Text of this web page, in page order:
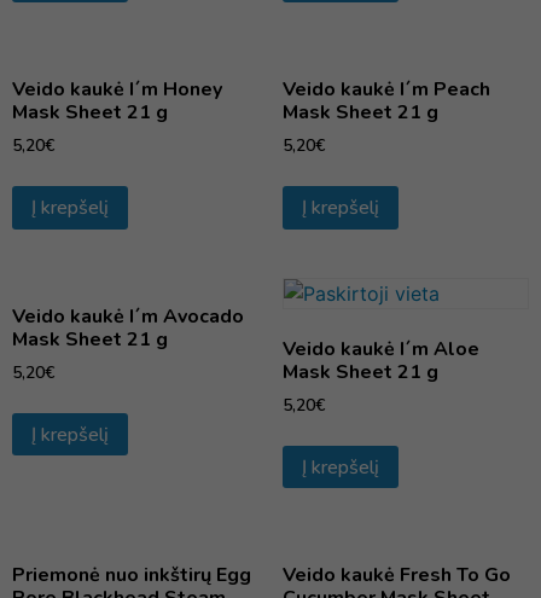
Veido kaukė I´m Honey
Mask Sheet 21 g
5,20€
Į krepšelį
Veido kaukė I´m Peach
Mask Sheet 21 g
5,20€
Į krepšelį
Veido kaukė I´m Avocado
Mask Sheet 21 g
5,20€
Į krepšelį
Veido kaukė I´m Aloe
Mask Sheet 21 g
5,20€
Į krepšelį
Priemonė nuo inkštirų Egg
Veido kaukė Fresh To Go